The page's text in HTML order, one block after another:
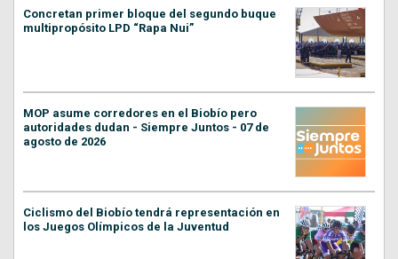
Concretan primer bloque del segundo buque
multipropósito LPD “Rapa Nui”
MOP asume corredores en el Biobío pero
autoridades dudan - Siempre Juntos - 07 de
agosto de 2026
Ciclismo del Biobío tendrá representación en
los Juegos Olímpicos de la Juventud